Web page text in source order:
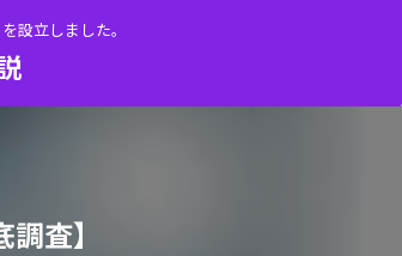
設立しました。
査】